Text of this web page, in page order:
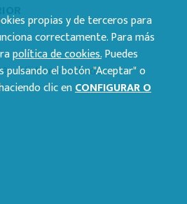
– Visto remachado
propias y de terceros para
correctamente. Para más
política de cookies.Puedes
pulsando el botón "Aceptar" o
clic enCONFIGURAR O